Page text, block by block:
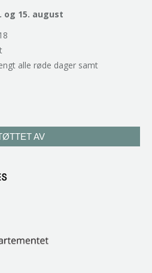
og 15. august
alle røde dager samt
AV